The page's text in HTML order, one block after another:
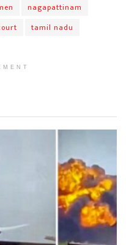
nagapattinam
tamil nadu